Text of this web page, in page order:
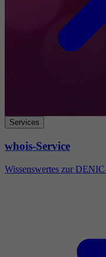
Services
whois-Service
Wissenswertes zur